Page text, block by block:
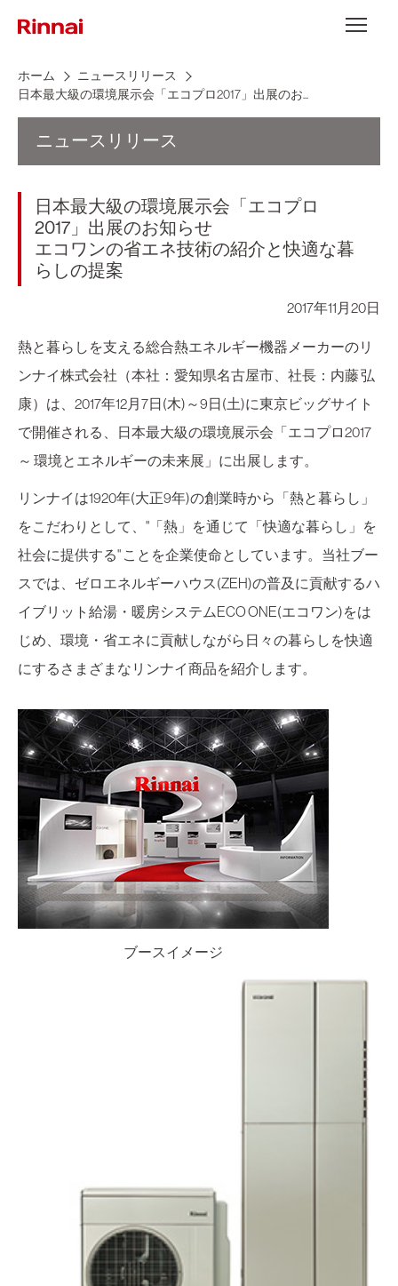
メニュー
ホーム
ニュースリリース
日本最大級の環境展示会「エコプロ2017」出展のお...
ニュースリリース
日本最大級の環境展示会「エコプロ
2017」出展のお知らせ
エコワンの省エネ技術の紹介と快適な暮
らしの提案
2017年11月20日
熱と暮らしを支える総合熱エネルギー機器メーカーのリ
ンナイ株式会社（本社：愛知県名古屋市、社長：内藤 弘
康）は、2017年12月7日(木)～9日(土)に東京ビッグサイト
で開催される、日本最大級の環境展示会「エコプロ2017
～ 環境とエネルギーの未来展」に出展します。
リンナイは1920年(大正9年)の創業時から「熱と暮らし」
をこだわりとして、"「熱」を通じて「快適な暮らし」を
社会に提供する" ことを企業使命としています。当社ブー
スでは、ゼロエネルギーハウス(ZEH)の普及に貢献するハ
イブリット給湯・暖房システムECO ONE(エコワン)をは
じめ、環境・省エネに貢献しながら日々の暮らしを快適
にするさまざまなリンナイ商品を紹介します。
ブースイメージ